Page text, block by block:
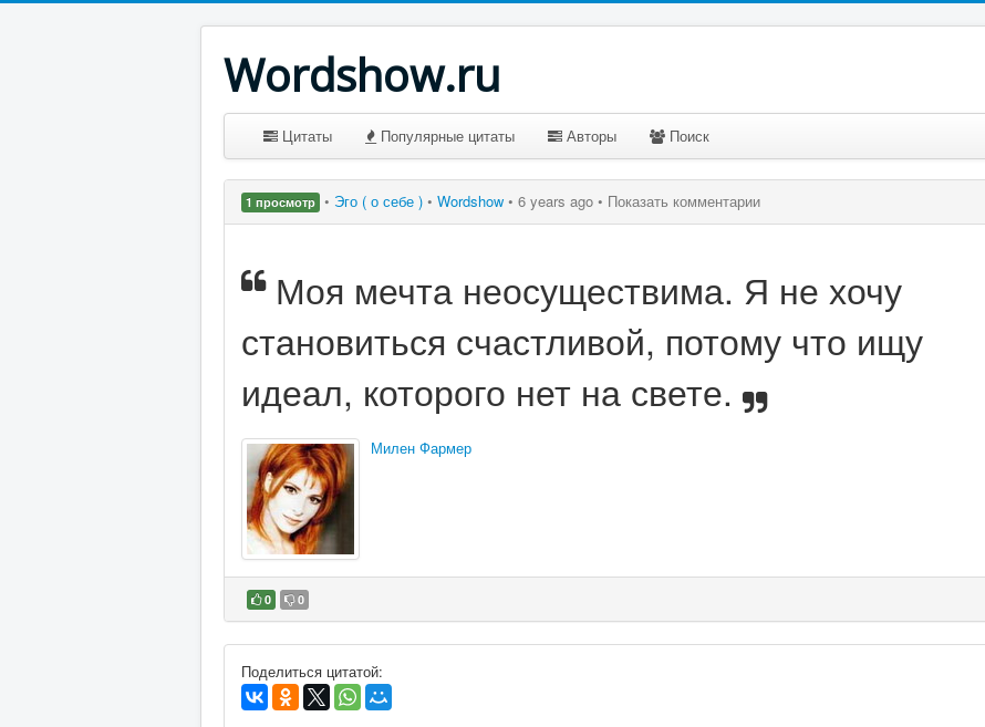
Wordshow.ru
Цитаты Популярные цитаты Авторы Поиск
1 просмотр • Эго ( о себе ) • Wordshow • 6 years ago • Показать комментарии
Моя мечта неосуществима. Я не хочу
становиться счастливой, потому что ищу
идеал, которого нет на свете.
Милен Фармер
0 0
В избранное
Поделиться цитатой: